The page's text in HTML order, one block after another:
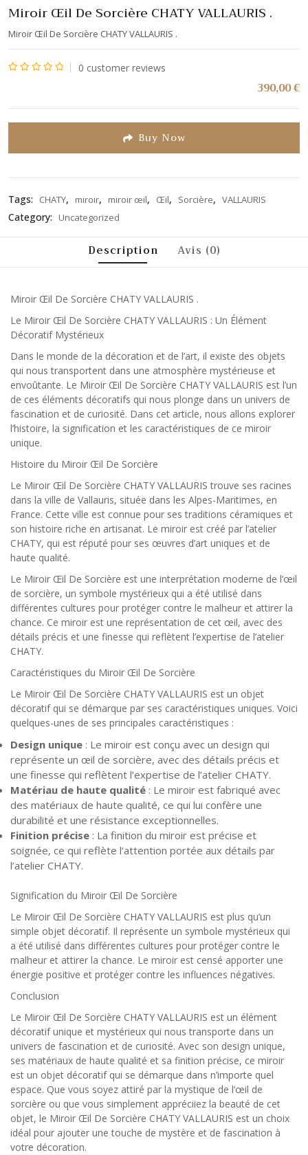
Miroir Œil De Sorcière CHATY VALLAURIS .
Miroir Œil De Sorcière CHATY VALLAURIS .
0 customer reviews
390,00€
Buy Now
Tags: CHATY, miroir, miroir œil, Œil, Sorcière, VALLAURIS
Category: Uncategorized
Description Avis (0)
Miroir Œil De Sorcière CHATY VALLAURIS .
Le Miroir Œil De Sorcière CHATY VALLAURIS : Un Élément
Décoratif Mystérieux
Dans le monde de la décoration et de l’art, il existe des objets
qui nous transportent dans une atmosphère mystérieuse et
envoûtante. Le Miroir Œil De Sorcière CHATY VALLAURIS est l’un
de ces éléments décoratifs qui nous plonge dans un univers de
fascination et de curiosité. Dans cet article, nous allons explorer
l’histoire, la signification et les caractéristiques de ce miroir
unique.
Histoire du Miroir Œil De Sorcière
Le Miroir Œil De Sorcière CHATY VALLAURIS trouve ses racines
dans la ville de Vallauris, située dans les Alpes-Maritimes, en
France. Cette ville est connue pour ses traditions céramiques et
son histoire riche en artisanat. Le miroir est créé par l’atelier
CHATY, qui est réputé pour ses œuvres d’art uniques et de
haute qualité.
Le Miroir Œil De Sorcière est une interprétation moderne de l’œil
de sorcière, un symbole mystérieux qui a été utilisé dans
différentes cultures pour protéger contre le malheur et attirer la
chance. Ce miroir est une représentation de cet œil, avec des
détails précis et une finesse qui reflètent l’expertise de l’atelier
CHATY.
Caractéristiques du Miroir Œil De Sorcière
Le Miroir Œil De Sorcière CHATY VALLAURIS est un objet
décoratif qui se démarque par ses caractéristiques uniques. Voici
quelques-unes de ses principales caractéristiques :
Design unique : Le miroir est conçu avec un design qui
représente un œil de sorcière, avec des détails précis et
une finesse qui reflètent l’expertise de l’atelier CHATY.
Matériau de haute qualité : Le miroir est fabriqué avec
des matériaux de haute qualité, ce qui lui confère une
durabilité et une résistance exceptionnelles.
Finition précise : La finition du miroir est précise et
soignée, ce qui reflète l’attention portée aux détails par
l’atelier CHATY.
Signification du Miroir Œil De Sorcière
Le Miroir Œil De Sorcière CHATY VALLAURIS est plus qu’un
simple objet décoratif. Il représente un symbole mystérieux qui
a été utilisé dans différentes cultures pour protéger contre le
malheur et attirer la chance. Le miroir est censé apporter une
énergie positive et protéger contre les influences négatives.
Conclusion
Le Miroir Œil De Sorcière CHATY VALLAURIS est un élément
décoratif unique et mystérieux qui nous transporte dans un
univers de fascination et de curiosité. Avec son design unique,
ses matériaux de haute qualité et sa finition précise, ce miroir
est un objet décoratif qui se démarque dans n’importe quel
espace. Que vous soyez attiré par la mystique de l’œil de
sorcière ou que vous simplement appréciiez la beauté de cet
objet, le Miroir Œil De Sorcière CHATY VALLAURIS est un choix
idéal pour ajouter une touche de mystère et de fascination à
votre décoration.